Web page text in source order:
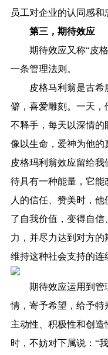
员工对企业的认同感和
第三，期待效应
期待效应又称“皮
一条管理法则。
皮格马利翁是古
僻，喜爱雕刻。一天，
不释手，每天以深情
像以生命，爱神为他的
皮格玛利翁效应留给
待具有一种能量，它能
人的信任、赞美时，
了自我价值，变得自
力，并尽力达到对方
维持这种社会支持的连
期待效应运用到管
情，寄予希望，给予特
主动性、积极性和创
时，不妨对下属说：“